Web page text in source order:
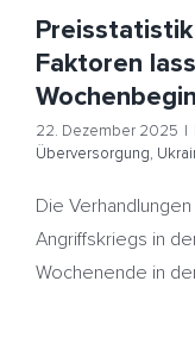
Faktoren
22. Dezember 2025 |
Überversorgung,
Die
Angriffskriegs in
Wochenende in